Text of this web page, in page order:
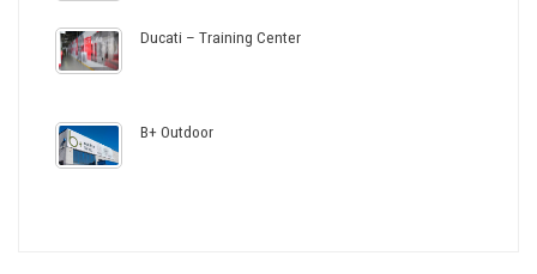
Ducati – Training Center
B+ Outdoor